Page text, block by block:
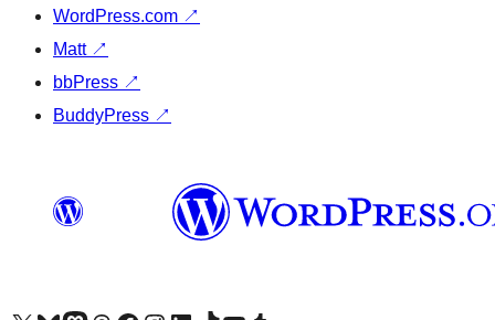
WordPress.com ↗
Matt ↗
bbPress ↗
BuddyPress ↗